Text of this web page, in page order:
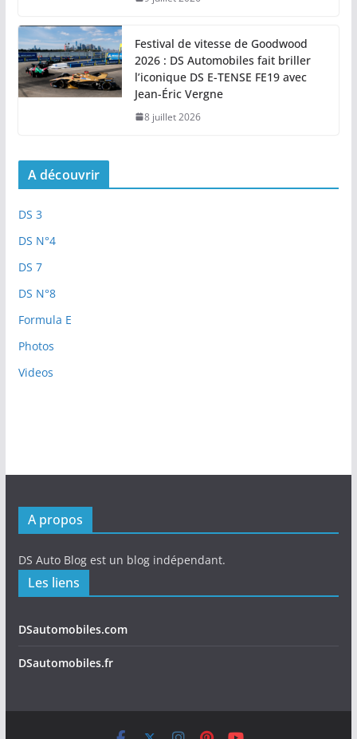
Festival de vitesse de Goodwood
2026 : DS Automobiles fait briller
l’iconique DS E-TENSE FE19 avec
Jean-Éric Vergne
8 juillet 2026
A découvrir
DS 3
DS N°4
DS 7
DS N°8
Formula E
Photos
Videos
A propos
DS Auto Blog est un blog indépendant.
Les liens
DSautomobiles.com
DSautomobiles.fr